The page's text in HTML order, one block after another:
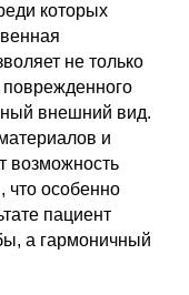
которых
не только
поврежденного
внешний вид.
и
возможность
что особенно
пациент
а гармоничный